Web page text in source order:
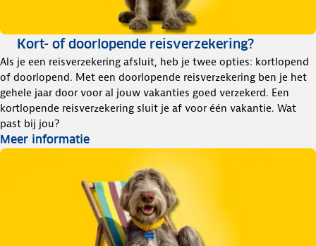
Kort- of doorlopende reisverzekering?
Als je een reisverzekering afsluit, heb je twee opties: kortlopend
of doorlopend. Met een doorlopende reisverzekering ben je het
gehele jaar door voor al jouw vakanties goed verzekerd. Een
kortlopende reisverzekering sluit je af voor één vakantie. Wat
past bij jou?
Meer informatie